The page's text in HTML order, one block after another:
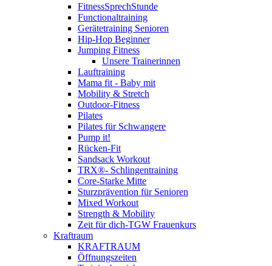
FitnessSprechStunde
Functionaltraining
Gerätetraining Senioren
Hip-Hop Beginner
Jumping Fitness
Unsere Trainerinnen
Lauftraining
Mama fit - Baby mit
Mobility & Stretch
Outdoor-Fitness
Pilates
Pilates für Schwangere
Pump it!
Rücken-Fit
Sandsack Workout
TRX®- Schlingentraining
Core-Starke Mitte
Sturzprävention für Senioren
Mixed Workout
Strength & Mobility
Zeit für dich-TGW Frauenkurs
Kraftraum
KRAFTRAUM
Öffnungszeiten